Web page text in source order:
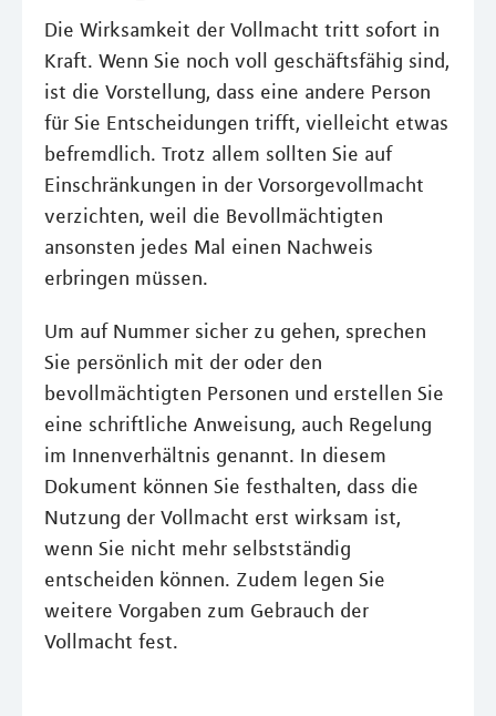
Die Wirksamkeit der Vollmacht tritt sofort in
Kraft. Wenn Sie noch voll geschäftsfähig sind,
ist die Vorstellung, dass eine andere Person
für Sie Entscheidungen trifft, vielleicht etwas
befremdlich. Trotz allem sollten Sie auf
Einschränkungen in der Vorsorgevollmacht
verzichten, weil die Bevollmächtigten
ansonsten jedes Mal einen Nachweis
erbringen müssen.
Um auf Nummer sicher zu gehen, sprechen
Sie persönlich mit der oder den
bevollmächtigten Personen und erstellen Sie
eine schriftliche Anweisung, auch Regelung
im Innenverhältnis genannt. In diesem
Dokument können Sie festhalten, dass die
Nutzung der Vollmacht erst wirksam ist,
wenn Sie nicht mehr selbstständig
entscheiden können. Zudem legen Sie
weitere Vorgaben zum Gebrauch der
Vollmacht fest.